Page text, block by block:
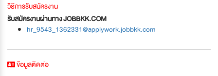
วิธีการรับสมัครงาน
รับสมัครงานผ่านทาง JOBBKK.COM
hr_9543_1362331@applywork.jobbkk.com
ข้อมูลติดต่อ